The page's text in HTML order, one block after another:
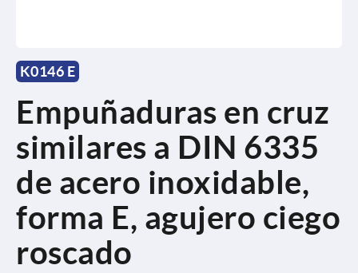
K0146 E
Empuñaduras en cruz
similares a DIN 6335
de acero inoxidable,
forma E, agujero ciego
roscado